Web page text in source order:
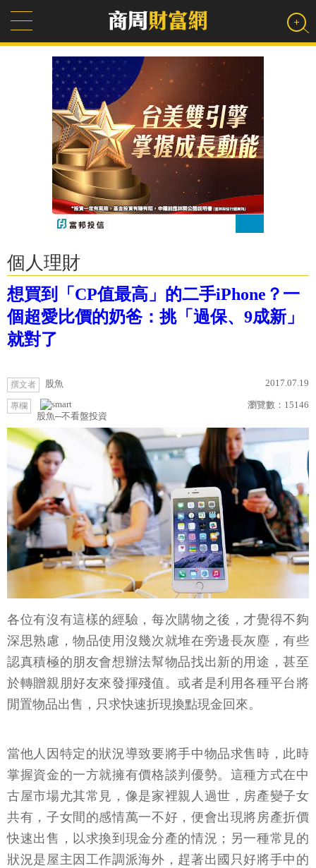
個人理財
想買到「CP值最高」的二手iPhone？一
個超愛比價的奶爸：挑「過保、9成新」
就對了
撰文者 股魚 2017.07.19
專欄
股魚─不看盤投資
瀏覽數： 15146
各位有沒有這樣的經驗，每次購物之後，才覺得不夠
深思熟慮，物品使用沒幾次就堆在旁邊長灰塵，有些
認真積極的朋友會想辦法幫物品找出新的用途，甚至
於轉贈親朋好友來發揮殘值。或者是利用各種平台將
閒置物品出售，只求快速折現換點現金回來。
當他人因特定的狀況導致要將手中物品求售時，此時
掌握資金的一方就擁有價格談判優勢。這種方式在中
古屋市場尤其常見，像是家裡親人過世，房產變子女
共有，子女間的感情萬一不好，便會出現將房產折價
快速出售，以求換到現金分產的情況；另一種常見的
狀況是屋主因工作調派海外，趕著出國只好將手中的